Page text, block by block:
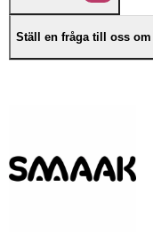
Ställ en fråga till oss